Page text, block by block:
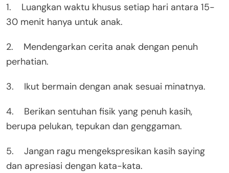
1. Luangkan waktu khusus setiap hari antara 15-
30 menit hanya untuk anak.
2. Mendengarkan cerita anak dengan penuh
perhatian.
3. Ikut bermain dengan anak sesuai minatnya.
4. Berikan sentuhan fisik yang penuh kasih,
berupa pelukan, tepukan dan genggaman.
5. Jangan ragu mengekspresikan kasih saying
dan apresiasi dengan kata-kata.